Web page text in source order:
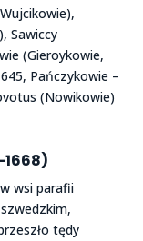
Sawiccy
(Gieroykowie,
Pańczykowie –
(Nowikowie)
wsi parafii
tędy